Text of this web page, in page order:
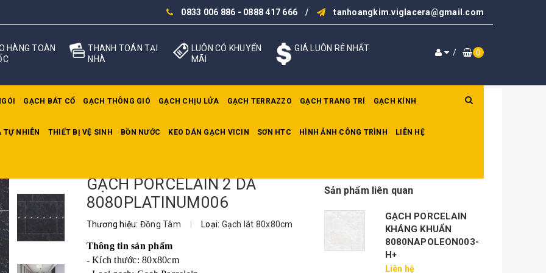
0833 006 886 - 0888 417 666 / tanhoangkim.viglacera@gmail.com
HÀNG TOÀN
THANH TOÁN TẠI
NHÀ
LUÔN CÓ KHUYẾN
MÃI
GIÁ LUÔN RẺ NHẤT / 0
GẠCH BÁT CỔ GẠCH THÔNG GIÓ GẠCH CHỊU LỬA GẠCH TERRAZZO GẠCH TRANG TRÍ GẠCH KÍNH
TỰ NHIÊN THIẾT BỊ VỆ SINH BỒN NƯỚC KEO DÁN GẠCH VICIN SƠN HTC HÌNH ẢNH CÔNG TRÌNH LIÊN HỆ
PORCELAIN 2 DA 8080PLATINUM006
GẠCH PORCELAIN 2 DA
8080PLATINUM006
Thương hiệu: Đồng Tâm Loại: Gạch lát 80x80cm
Thông tin sản phẩm
- Kích thước: 80x80cm
Sản phẩm liên quan
GẠCH PORCELAIN
KHÁNG KHUẨN
8080NAPOLEON003-
H+
Liên hệ